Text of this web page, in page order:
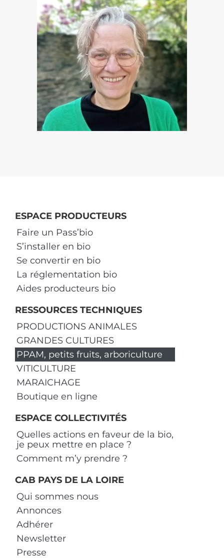
ESPACE PRODUCTEURS
Faire un Pass’bio
S’installer en bio
Se convertir en bio
La réglementation bio
Aides producteurs bio
RESSOURCES TECHNIQUES
PRODUCTIONS ANIMALES
GRANDES CULTURES
PPAM, petits fruits, arboriculture
VITICULTURE
MARAICHAGE
Boutique en ligne
ESPACE COLLECTIVITÉS
Quelles actions en faveur de la bio,
je peux mettre en place ?
Comment m’y prendre ?
CAB PAYS DE LA LOIRE
Qui sommes nous
Annonces
Adhérer
Newsletter
Presse